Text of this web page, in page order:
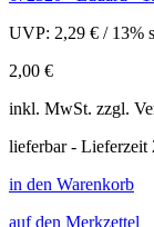
UVP: 2,29 € / 13%
2,00 €
inkl. MwSt. zzgl.
lieferbar - Lieferzeit
in den Warenkorb
auf den Merkzettel